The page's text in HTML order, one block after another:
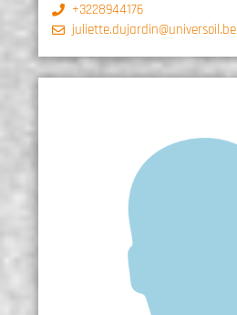
+3228944176
juliette.dujardin@universoil.be